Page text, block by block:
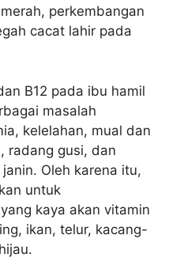
perkembangan
cacat lahir pada
B12 pada ibu hamil
masalah
kelelahan, mual dan
radang gusi, dan
Oleh karena itu,
untuk
kaya akan vitamin
ikan, telur, kacang-